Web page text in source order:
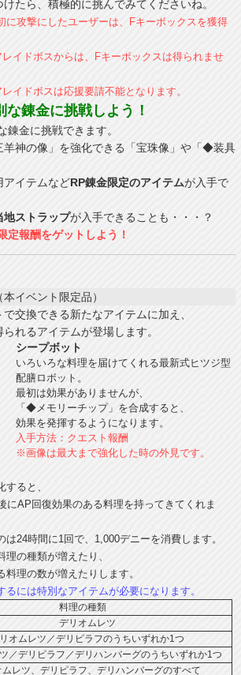
たら、積極的に挑んでみてくださいね。
に攻撃にしたユーザーは、Fキーボックスを獲得
イドボスからは、Fキーボックスは得られませ
イドボスは応援要請不能となります。
錬金に挑戦しよう！
錬金に挑戦できます。
羊神の像」を強化できる「宝珠像」や「◆装具
アイテムなどRP錬金限定のアイテムが入手で
地ストラップが入手できることも・・・？
定報酬をゲットしよう！
（本イベント限定品）
交換できる新たなアイテムに加え、
れるアイテムが登場します。
シープボット
いろいろな料理を届けてくれる最新式ヒツジ型
配膳ロボット。
最初は効果がありませんが、
「◆メモリーチップ」を合成すると、
効果を発揮するようになります。
入手方法：クエスト報酬
※画像は最大まで強化した時の外見です。
すると、
にAP回復効果のある料理を持ってきてくれま
は24時間に1回で、1,000デニーを消費します。
の種類が増えたり、
理の数が増えたりします。
には特別なアイテムが必要になります。
料理の種類
デリオムレツ
オムレツ／デリピラフのうちいずれか1つ
／デリピラフ／デリハンバーグのうちいずれか1つ
レツ、デリピラフ、デリハンバーグのすべて